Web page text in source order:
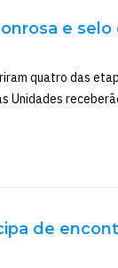
e
quatro das
Unidades
de